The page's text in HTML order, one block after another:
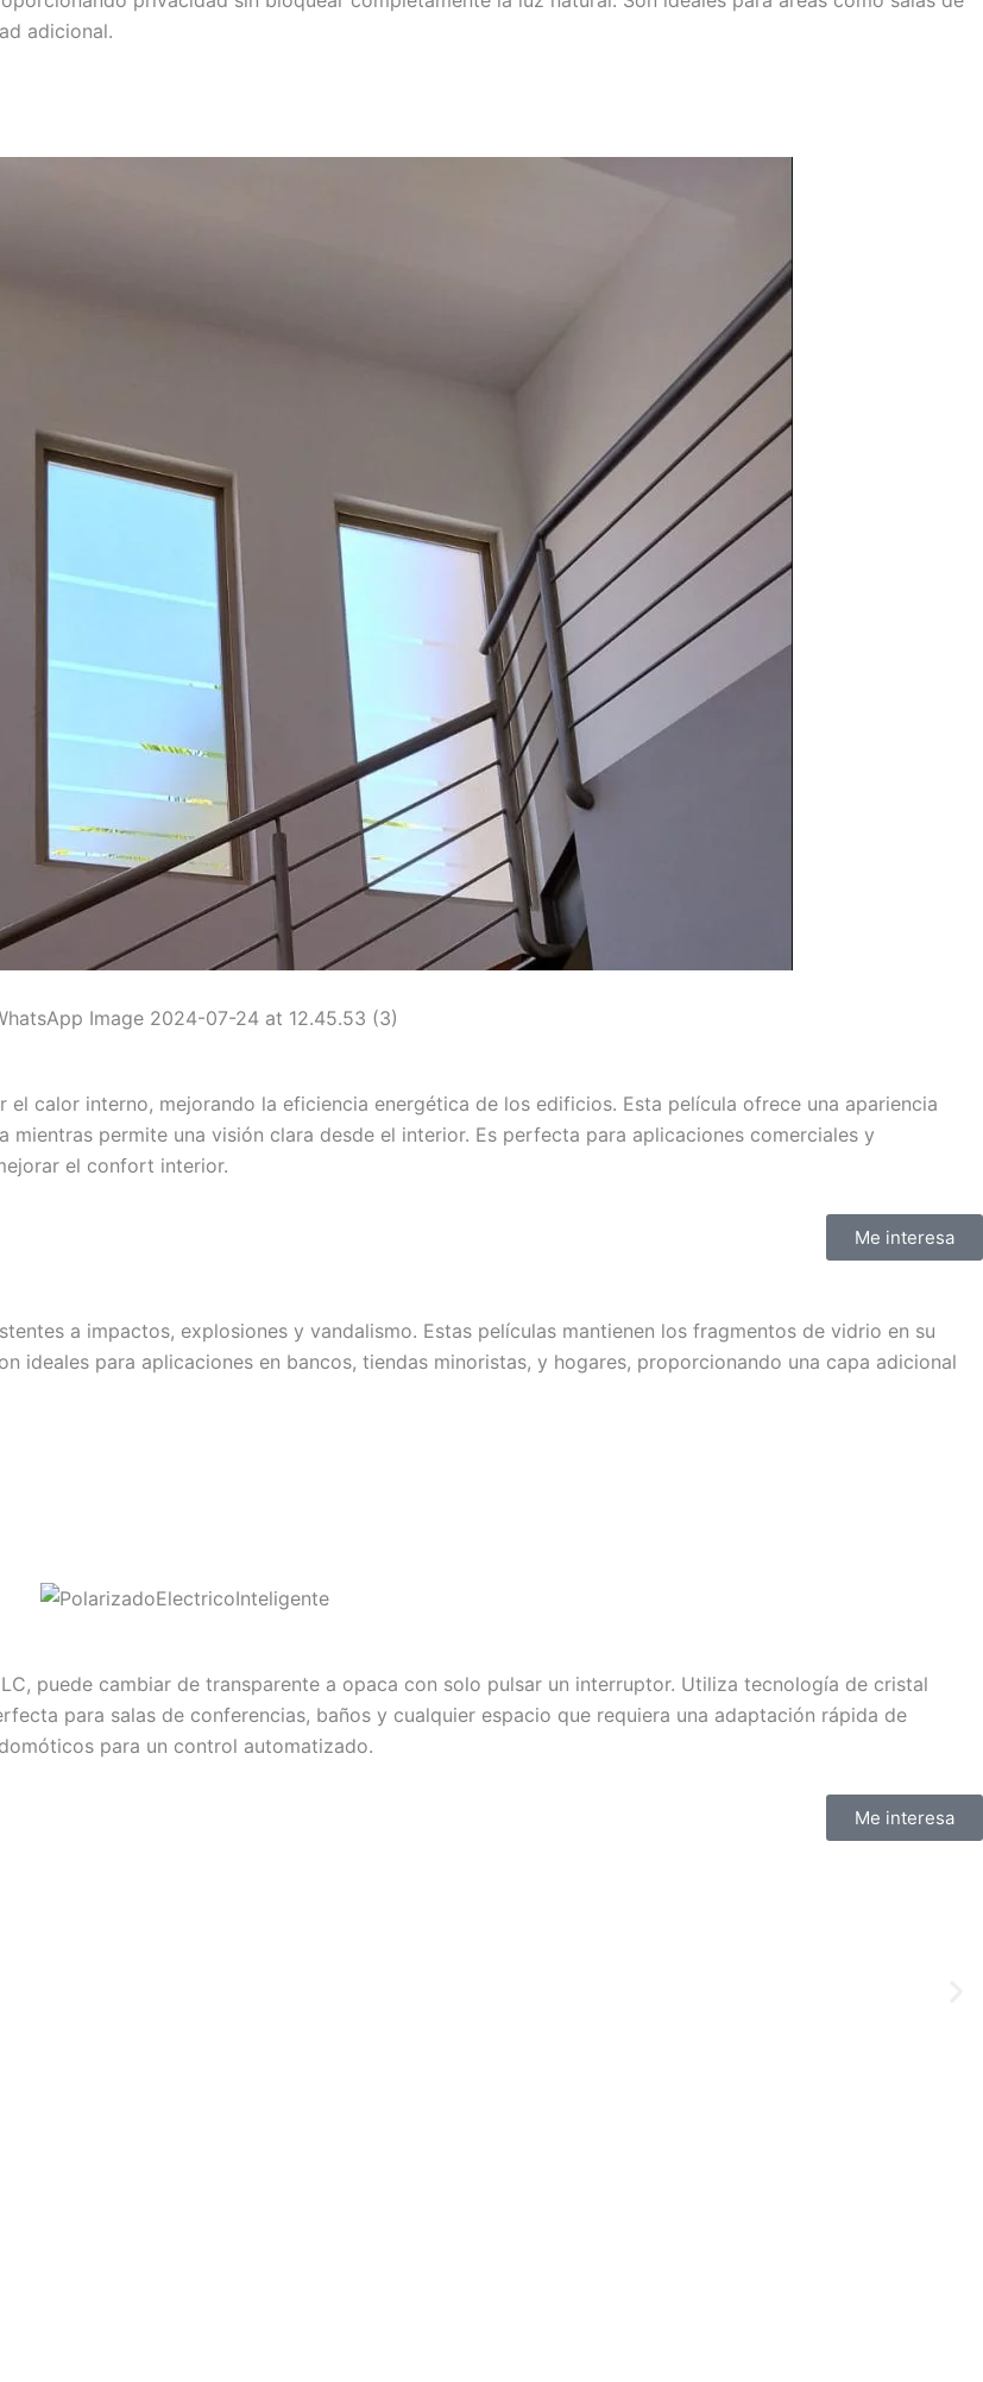
adicional.
calor interno, mejorando la eficiencia energética de los edificios. Esta película ofrece una apariencia
permite una visión clara desde el interior. Es perfecta para aplicaciones comerciales y
el confort interior.
Me interesa
a impactos, explosiones y vandalismo. Estas películas mantienen los fragmentos de vidrio en su
ideales para aplicaciones en bancos, tiendas minoristas, y hogares, proporcionando una capa adicional
puede cambiar de transparente a opaca con solo pulsar un interruptor. Utiliza tecnología de cristal
para salas de conferencias, baños y cualquier espacio que requiera una adaptación rápida de
para un control automatizado.
Me interesa